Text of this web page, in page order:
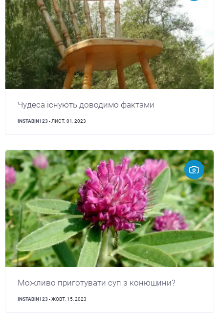
Чудеса існують доводимо фактами
INSTABIN123 - ЛИСТ. 01, 2023
Можливо приготувати суп з конюшини?
INSTABIN123 - ЖОВТ. 15, 2023